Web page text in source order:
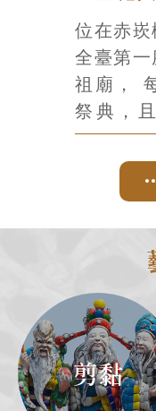
一年一度
也能現
多，為
不僅讓光
可以用
詢位置
金」，
色為主
色的廟
廟門、
色，就
上帝公
位在赤崁
全臺第一
祖廟，
祭典，
與，現
可錯過的朝
是王府
築前身
原本是
的宅第，
將軍施
成「大
是媽祖
年，媽
剪黏